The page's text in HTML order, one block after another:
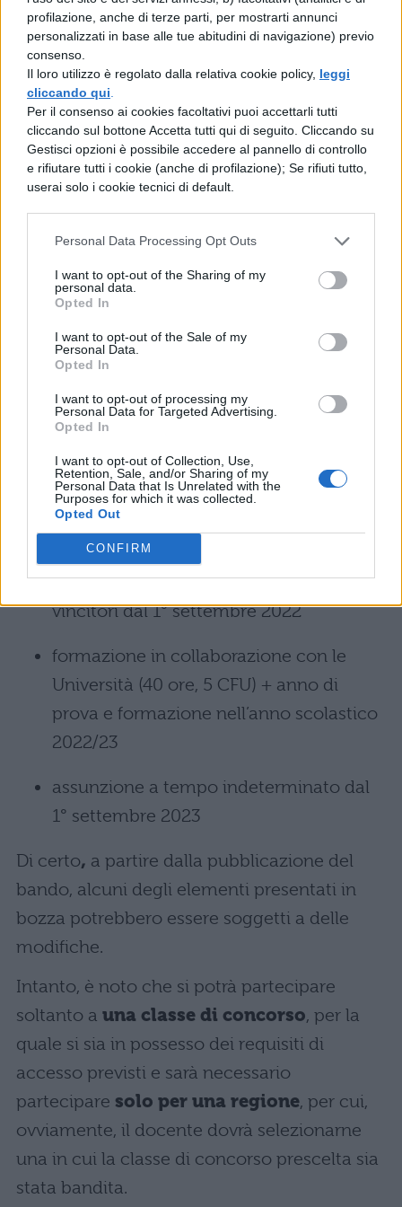
profilazione, anche di terze parti, per mostrarti annunci
personalizzati in base alle tue abitudini di navigazione) previo
consenso.
Il loro utilizzo è regolato dalla relativa cookie policy, leggi
cliccando qui
Per il consenso ai cookies facoltativi puoi accettarli tutti
cliccando sul bottone Accetta tutti qui di seguito. Cliccando su
Gestisci opzioni è possibile accedere al pannello di controllo
e rifiutare tutti i cookie (anche di profilazione); Se rifiuti tutto,
userai solo i cookie tecnici di default.
Personal Data Processing Opt Outs
I want to opt-out of the Sharing of my
personal data.
Opted In
I want to opt-out of the Sale of my
Personal Data.
Opted In
I want to opt-out of processing my
Personal Data for Targeted Advertising.
Opted In
I want to opt-out of Collection, Use,
Retention, Sale, and/or Sharing of my
Personal Data that Is Unrelated with the
Purposes for which it was collected.
Opted Out
CONFIRM
Ancora non è stata effettuata
la pubblicazione sulla
Gazzetta Ufficiale: decreto e
relativo bando previsti entro
aprile 2022
Il cronoprogramma delconcorso
articolato come segue:
decreto e relativo bando ad aprile 2022
30 giorni di tempo per presentare la
domanda su istanze online
formazione delle commissioni
convocazione dei candidati
svolgimento della prova orale entro il 15
giugno 2022
incarico a tempo determinato per i
vincitori dal 1° settembre 2022
formazione in collaborazione con le
Università (40 ore, 5 CFU) + anno di
prova e formazione nell’anno scolastico
2022/23
assunzione a tempo indeterminato dal
1° settembre 2023
Di certo, a partire dalla pubblicazione del
bando, alcuni degli elementi presentati in
bozza potrebbero essere soggetti a delle
modifiche.
Intanto, è noto che si potrà partecipare
soltanto a una classe di concorso, per la
quale si sia in possesso dei requisiti di
accesso previsti e sarà necessario
partecipare solo per una regione, per cui,
ovviamente, il docente dovrà selezionarne
una in cui la classe di concorso prescelta sia
stata bandita.